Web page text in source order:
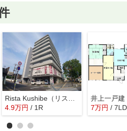
Rista Kushibe（リスタクシベ）
4.9万円 / 1R
井上一戸建
7万円 /